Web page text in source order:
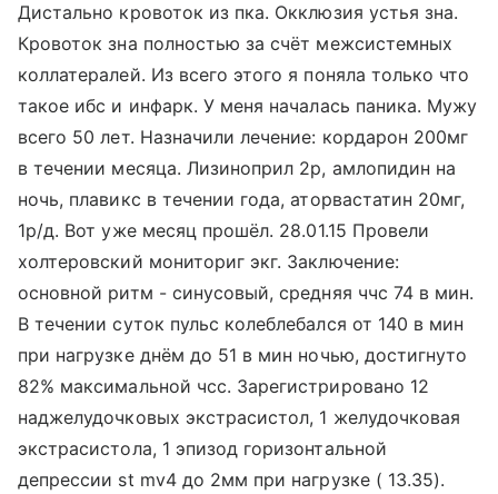
Дистально кровоток из пка. Окклюзия устья зна.
Кровоток зна полностью за счёт межсистемных
коллатералей. Из всего этого я поняла только что
такое ибс и инфарк. У меня началась паника. Мужу
всего 50 лет. Назначили лечение: кордарон 200мг
в течении месяца. Лизиноприл 2р, амлопидин на
ночь, плавикс в течении года, аторвастатин 20мг,
1р/д. Вот уже месяц прошёл. 28.01.15 Провели
холтеровский мониториг экг. Заключение:
основной ритм - синусовый, средняя ччс 74 в мин.
В течении суток пульс колеблебался от 140 в мин
при нагрузке днём до 51 в мин ночью, достигнуто
82% максимальной чсс. Зарегистрировано 12
наджелудочковых экстрасистол, 1 желудочковая
экстрасистола, 1 эпизод горизонтальной
депрессии st mv4 до 2мм при нагрузке ( 13.35).